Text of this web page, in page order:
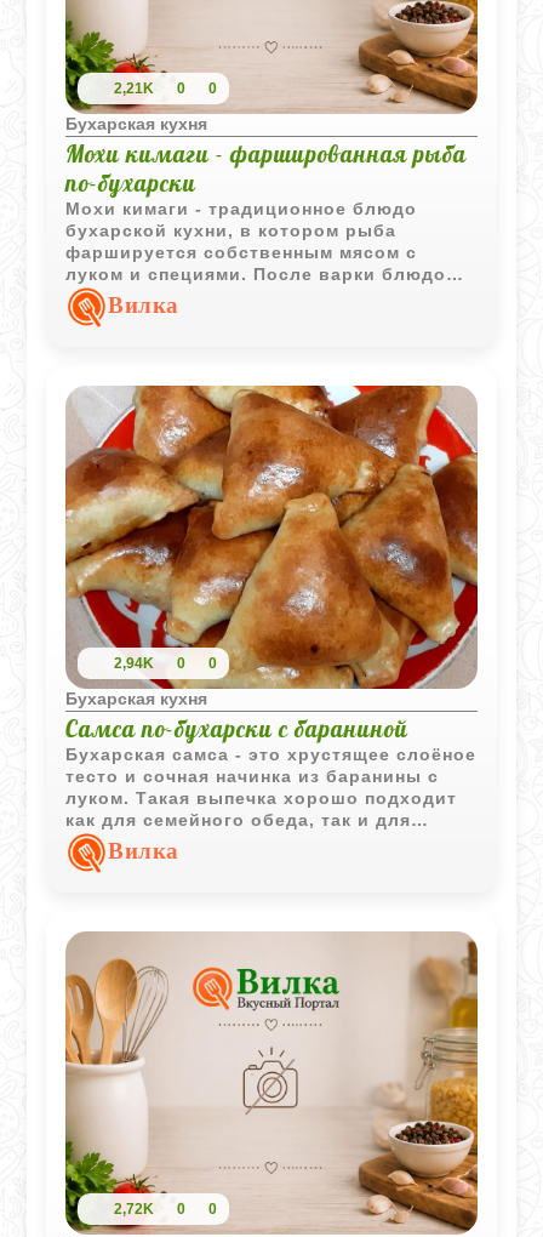
2,21K 0 0
Бухарская кухня
Мохи кимаги - фаршированная рыба
по-бухарски
Мохи кимаги - традиционное блюдо
бухарской кухни, в котором рыба
фаршируется собственным мясом с
луком и специями. После варки блюдо
охлаждается в ароматном бульоне и
приобретает насыщенный вкус и
Вилка
2,94K 0 0
Бухарская кухня
Самса по-бухарски с бараниной
Бухарская самса - это хрустящее слоёное
тесто и сочная начинка из баранины с
луком. Такая выпечка хорошо подходит
как для семейного обеда, так и для
подачи к праздничному столу.
Вилка
2,72K 0 0